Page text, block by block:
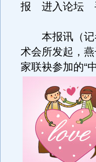
报 进入论坛
本报讯（记
术会所发起，
家联袂参加的“